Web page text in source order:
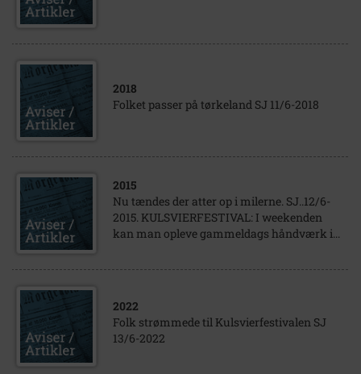
2018
Folket passer på tørkeland SJ 11/6-2018
2015
Nu tændes der atter op i milerne. SJ..12/6-
2015. KULSVIERFESTIVAL: I weekenden
kan man opleve gammeldags håndværk i...
2022
Folk strømmede til Kulsvierfestivalen SJ
13/6-2022